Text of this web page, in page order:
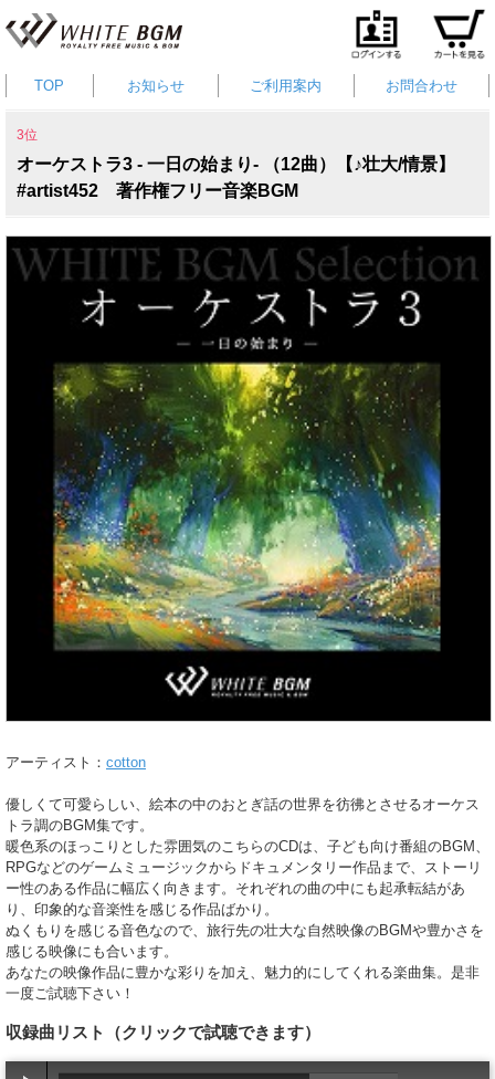
TOP お知らせ ご利用案内 お問合わせ
3位
オーケストラ3 - 一日の始まり- （12曲）【♪壮大/情景】
#artist452 著作権フリー音楽BGM
アーティスト： cotton
優しくて可愛らしい、絵本の中のおとぎ話の世界を彷彿とさせるオーケス
トラ調のBGM集です。
暖色系のほっこりとした雰囲気のこちらのCDは、子ども向け番組のBGM、
RPGなどのゲームミュージックからドキュメンタリー作品まで、ストーリ
ー性のある作品に幅広く向きます。それぞれの曲の中にも起承転結があ
り、印象的な音楽性を感じる作品ばかり。
ぬくもりを感じる音色なので、旅行先の壮大な自然映像のBGMや豊かさを
感じる映像にも合います。
あなたの映像作品に豊かな彩りを加え、魅力的にしてくれる楽曲集。是非
一度ご試聴下さい！
収録曲リスト （クリックで試聴できます）